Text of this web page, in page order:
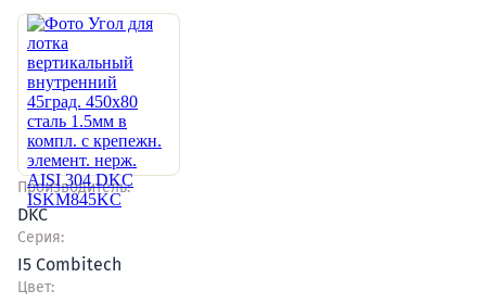
Производитель:
DKC
Серия:
I5 Combitech
Цвет: